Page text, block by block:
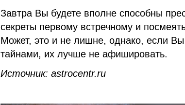
Завтра Вы будете вполне способны
секреты первому встречному и
Может, это и не лишне, однако, если
тайнами, их лучше не афишировать.
Источник: astrocentr.ru